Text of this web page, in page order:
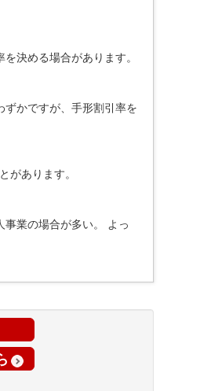
決める場合があります。
かですが、手形割引率を
あります。
業の場合が多い。 よっ